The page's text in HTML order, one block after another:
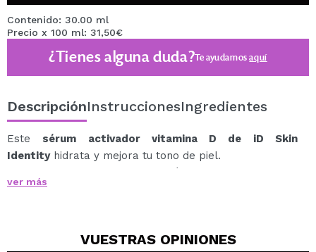
Contenido: 30.00 ml
Precio x 100 ml: 31,50€
¿Tienes alguna duda?Te ayudamosaquí
DescripciónInstruccionesIngredientes
Este sérum activador vitamina D de iD Skin
Identityhidrata y mejora tu tono de piel.
El complejo activo de este sérum es
Lithops,
hidratación, mejorando la oxigenación, la
ver más
VUESTRAS OPINIONES